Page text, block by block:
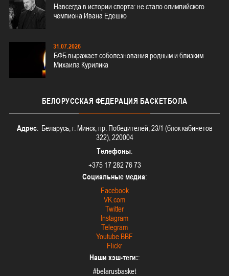
Навсегда в истории спорта: не стало олимпийского
чемпиона Ивана Едешко
31.07.2026
БФБ выражает соболезнования родным и близким
Михаила Курилика
БЕЛОРУССКАЯ ФЕДЕРАЦИЯ БАСКЕТБОЛА
Адрес: Беларусь, г. Минск, пр. Победителей, 23/1 (блок кабинетов
322), 220004
Телефоны:
+375 17 282 76 73
Социальные медиа:
Facebook
VK.com
Twitter
Instagram
Telegram
Youtube BBF
Flickr
Наши хэш-теги::
#belarusbasket